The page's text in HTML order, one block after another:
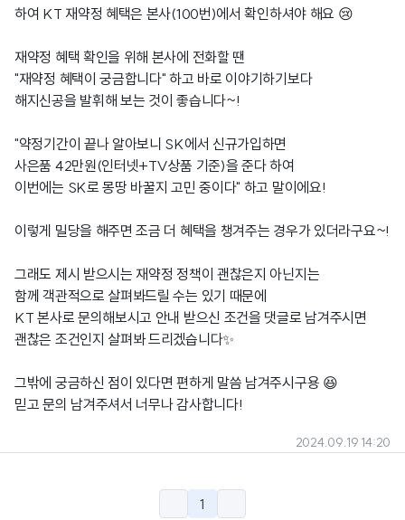
하여 KT 재약정 혜택은 본사(100번)에서 확인하셔야 해요 😢
재약정 혜택 확인을 위해 본사에 전화할 땐
"재약정 혜택이 궁금합니다" 하고 바로 이야기하기보다
해지신공을 발휘해 보는 것이 좋습니다~!
"약정기간이 끝나 알아보니 SK에서 신규가입하면
사은품 42만원(인터넷+TV상품 기준)을 준다 하여
이번에는 SK로 몽땅 바꿀지 고민 중이다" 하고 말이에요!
이렇게 밀당을 해주면 조금 더 혜택을 챙겨주는 경우가 있더라구요~!
그래도 제시 받으시는 재약정 정책이 괜찮은지 아닌지는
함께 객관적으로 살펴봐드릴 수는 있기 때문에
KT 본사로 문의해보시고 안내 받으신 조건을 댓글로 남겨주시면
괜찮은 조건인지 살펴봐 드리겠습니다✨
그밖에 궁금하신 점이 있다면 편하게 말씀 남겨주시구용 😆
믿고 문의 남겨주셔서 너무나 감사합니다!
2024.09.19 14:20
1